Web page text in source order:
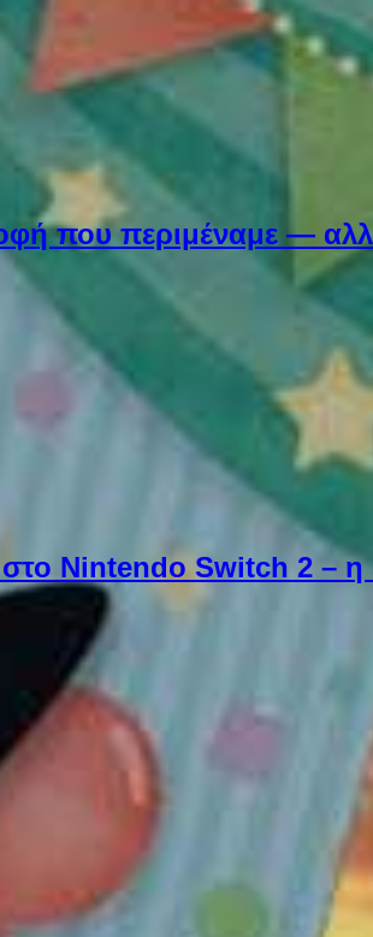
που περιμέναμε —
Nintendo Switch 2 –